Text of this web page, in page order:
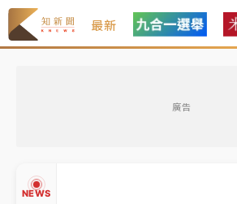
最新
廣告
NEWS
有片｜